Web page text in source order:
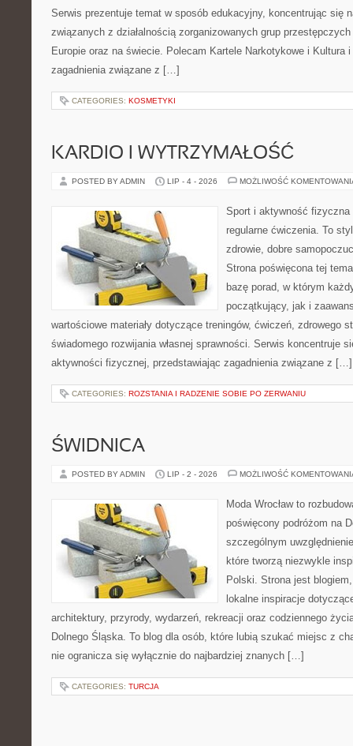
Serwis prezentuje temat w sposób edukacyjny, koncentrując się
związanych z działalnością zorganizowanych grup
Europie oraz na świecie. Polecam Kartele Narkotykowe i Kultura
zagadnienia związane z […]
CATEGORIES: KOSMETYKI
KARDIO I WYTRZYMAŁOŚĆ
POSTED BY ADMIN LIP - 4 - 2026 MOŻLIWOŚĆ
Sport i aktywność
regularne ćwiczenia. To
zdrowie, dobre
Strona poświęcona tej
bazę porad, w którym
początkujący, jak i
wartościowe materiały dotyczące treningów, ćwiczeń, zdrowego
świadomego rozwijania własnej sprawności. Serwis koncentruje
aktywności fizycznej, przedstawiając zagadnienia związane z […]
CATEGORIES: ROZSTANIA I RADZENIE SOBIE PO ZERWANIU
ŚWIDNICA
POSTED BY ADMIN LIP - 2 - 2026 MOŻLIWOŚĆ
Moda Wrocław to
poświęcony podróżom na
szczególnym
które tworzą niezwykle
Polski. Strona jest
lokalne inspiracje
architektury, przyrody, wydarzeń, rekreacji oraz codziennego
Dolnego Śląska. To blog dla osób, które lubią szukać miejsc z
nie ogranicza się wyłącznie do najbardziej znanych […]
CATEGORIES: TURCJA